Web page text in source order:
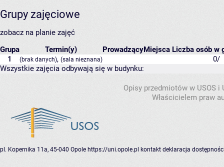
Grupy zajęciowe
zobacz na planie zajęć
Grupa
Termin(y) ProwadzącyMiejsca Liczba osób w
1
(brak danych), (sala nieznana)
0/
Wszystkie zajęcia odbywają się w budynku:
Opisy przedmiotów w USOS
Właścicielem praw
pl. Kopernika 11a, 45-040 Opole https://uni.opole.pl kontakt deklaracja